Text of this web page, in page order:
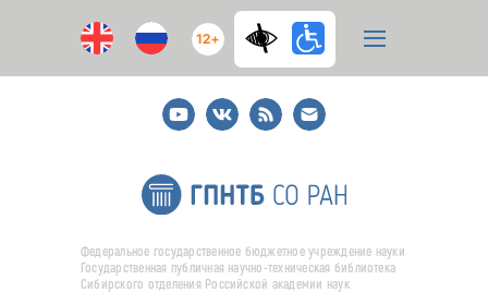
12+
YoutubeВКонтакте
RSS
E-
mail
подписка
Федеральное государственное бюджетное учреждение науки
Государственная публичная научно-техническая библиотека
Сибирского отделения Российской академии наук